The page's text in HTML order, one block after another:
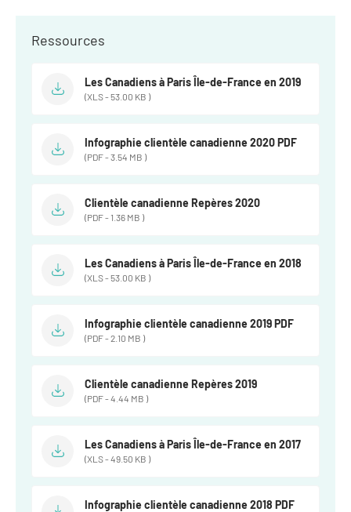
Ressources
Les Canadiens à Paris Île-de-France en 2019
(XLS - 53.00 KB )
Infographie clientèle canadienne 2020 PDF
(PDF - 3.54 MB )
Clientèle canadienne Repères 2020
(PDF - 1.36 MB )
Les Canadiens à Paris Île-de-France en 2018
(XLS - 53.00 KB )
Infographie clientèle canadienne 2019 PDF
(PDF - 2.10 MB )
Clientèle canadienne Repères 2019
(PDF - 4.44 MB )
Les Canadiens à Paris Île-de-France en 2017
(XLS - 49.50 KB )
Infographie clientèle canadienne 2018 PDF